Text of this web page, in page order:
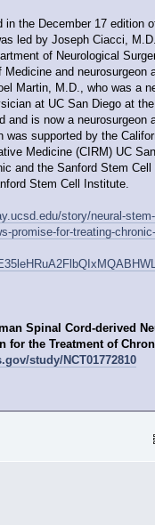
the December 17 edition
led by Joseph Ciacci,
of Neurological
and neurosurgeon
Martin, M.D., who was a
at UC San Diego at
and is now a neurosurgeon
was supported by the
Medicine (CIRM) UC
and the Sanford Stem Cell
Stem Cell Institute.
story/neural-
promise-for-treating-
Spinal Cord-derived
for the Treatment of
study/NCT01772810